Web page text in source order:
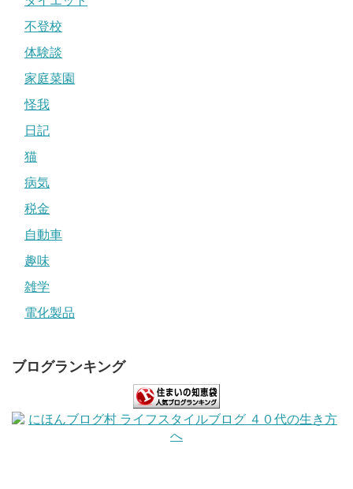
不登校
体験談
家庭菜園
怪我
日記
猫
病気
税金
自動車
趣味
雑学
電化製品
ブログランキング